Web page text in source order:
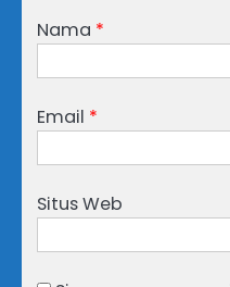
Nama *
Email *
Situs Web